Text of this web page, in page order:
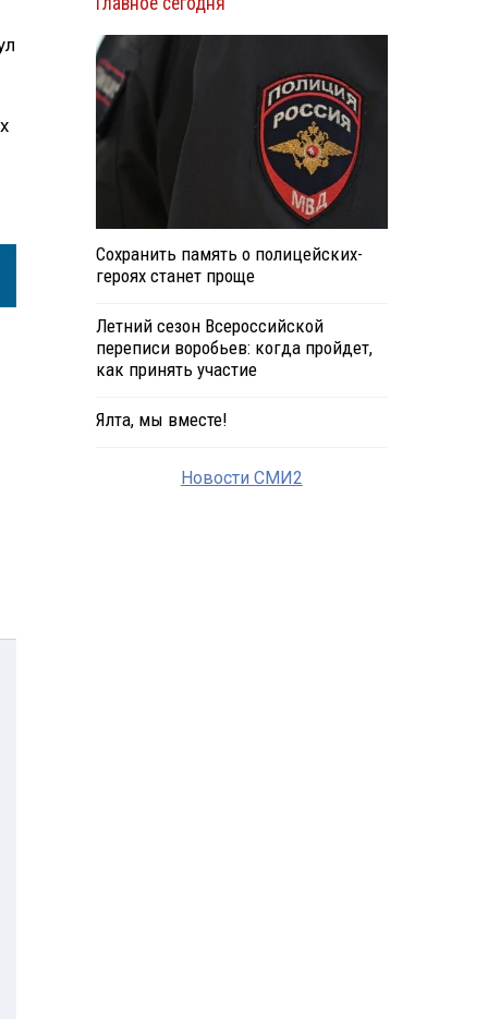
Сохранить память о полицейских-
героях станет проще
Летний сезон Всероссийской
переписи воробьев: когда пройдет,
как принять участие
Ялта, мы вместе!
Новости СМИ2